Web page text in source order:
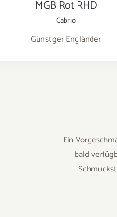
MGB Rot RHD
Cabrio
Günstiger Engländer
Ein
bald